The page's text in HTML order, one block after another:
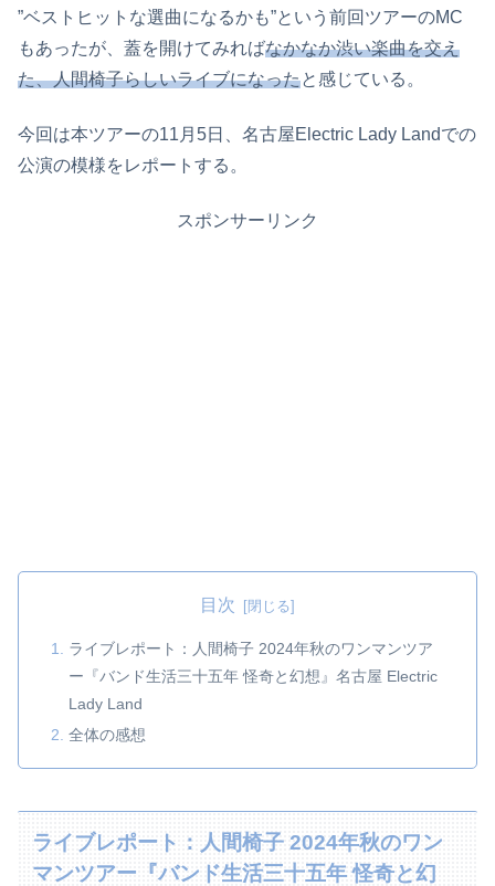
”ベストヒットな選曲になるかも”という前回ツアーのMC
もあったが、蓋を開けてみればなかなか渋い楽曲を交え
た、人間椅子らしいライブになったと感じている。
今回は本ツアーの11月5日、名古屋Electric Lady Landでの
公演の模様をレポートする。
スポンサーリンク
目次
ライブレポート：人間椅子 2024年秋のワンマンツア
ー『バンド生活三十五年 怪奇と幻想』名古屋 Electric
Lady Land
全体の感想
ライブレポート：人間椅子 2024年秋のワン
マンツアー『バンド生活三十五年 怪奇と幻